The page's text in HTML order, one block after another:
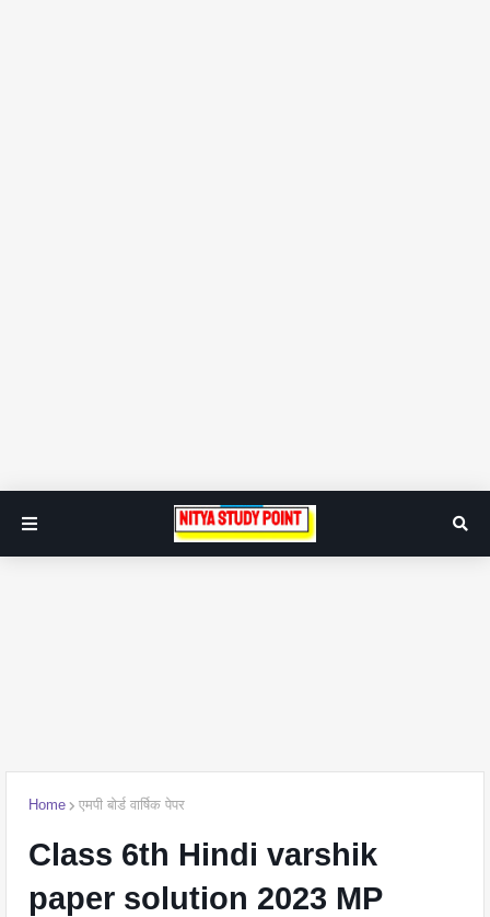
Home एमपी बोर्ड वार्षिक पेपर
Class 6th Hindi varshik
paper solution 2023 MP